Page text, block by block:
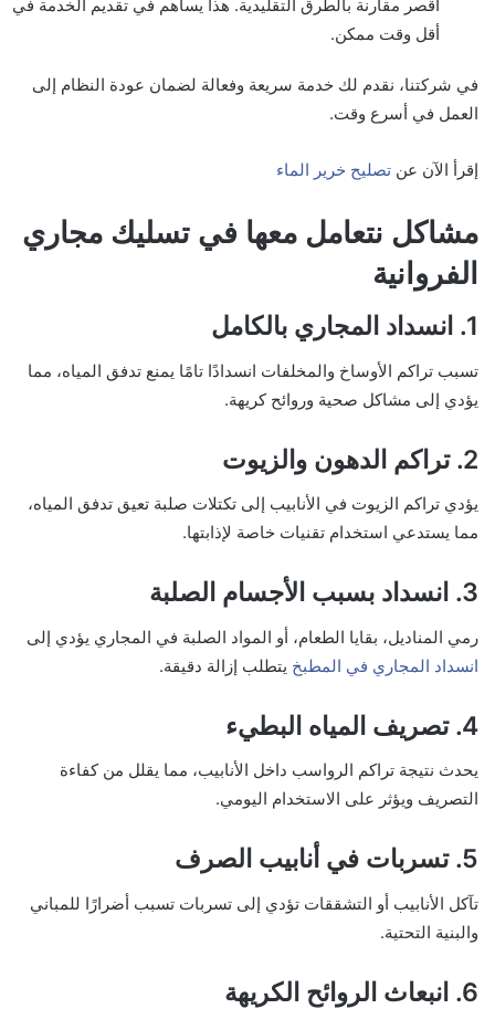
أقصر مقارنة بالطرق التقليدية. هذا يساهم في تقديم الخدمة في
أقل وقت ممكن.
في شركتنا، نقدم لك خدمة سريعة وفعالة لضمان عودة النظام إلى
العمل في أسرع وقت.
إقرأ الآن عن تصليح خرير الماء
مشاكل نتعامل معها في تسليك مجاري
الفروانية
1. انسداد المجاري بالكامل
تسبب تراكم الأوساخ والمخلفات انسدادًا تامًا يمنع تدفق المياه، مما
يؤدي إلى مشاكل صحية وروائح كريهة.
2. تراكم الدهون والزيوت
يؤدي تراكم الزيوت في الأنابيب إلى تكتلات صلبة تعيق تدفق المياه،
مما يستدعي استخدام تقنيات خاصة لإذابتها.
3. انسداد بسبب الأجسام الصلبة
رمي المناديل، بقايا الطعام، أو المواد الصلبة في المجاري يؤدي إلى
انسداد المجاري في المطبخ يتطلب إزالة دقيقة.
4. تصريف المياه البطيء
يحدث نتيجة تراكم الرواسب داخل الأنابيب، مما يقلل من كفاءة
التصريف ويؤثر على الاستخدام اليومي.
5. تسربات في أنابيب الصرف
تآكل الأنابيب أو التشققات تؤدي إلى تسربات تسبب أضرارًا للمباني
والبنية التحتية.
6. انبعاث الروائح الكريهة